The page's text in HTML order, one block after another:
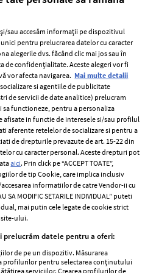
Termeni si conditii
Politica de
confidențialitate
Politica de cookies
Publicitate
femei
Viva
sau accesăm informații pe dispozitivul
pentru prelucrarea datelor cu caracter
alegerile dvs. făcând clic mai jos sau în
de confidențialitate. Aceste alegeri vor fi
vor afecta navigarea. Mai multe detalii
si agentiile de publicitate
de servicii de date analitice) prelucram
functioneze, pentru a personaliza
in functie de interesele si/sau profilul
aferente retelelor de socializare si pentru a
de drepturile prevazute de art. 15-22 din
cu caracter personal. Aceste drepturi pot
aici. Prin click pe “ACCEPT TOATE”,
de tip Cookie, care implica inclusiv
informatiilor de catre Vendor-ii cu
SA MODIFIC SETARILE INDIVIDUAL” puteti
mai putin cele legate de cookie strict
ului.
datele pentru a oferi:
de pe un dispozitiv. Măsurarea
profilurilor pentru selectarea conținutului
serviciilor. Crearea profilurilor de